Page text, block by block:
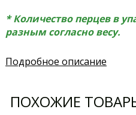
* Количество перцев в
разным согласно весу.
Подробное описание
ПОХОЖИЕ